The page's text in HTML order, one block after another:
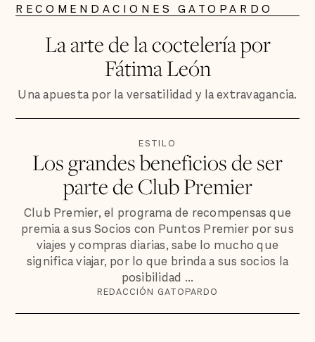
RECOMENDACIONES GATOPARDO
La arte de la coctelería por
Fátima León
Una apuesta por la versatilidad y la extravagancia.
ESTILO
Los grandes beneficios de ser
parte de Club Premier
Club Premier, el programa de recompensas que
premia a sus Socios con Puntos Premier por sus
viajes y compras diarias, sabe lo mucho que
significa viajar, por lo que brinda a sus socios la
posibilidad ...
REDACCIÓN GATOPARDO